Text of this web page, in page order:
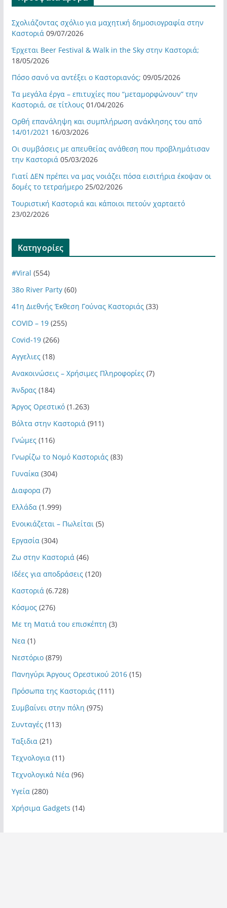
Σχολιάζοντας σχόλιο για μαχητική δημοσιογραφία στην
Καστοριά 09/07/2026
Έρχεται Beer Festival & Walk in the Sky στην Καστοριά;
18/05/2026
Πόσο σανό να αντέξει ο Καστοριανός; 09/05/2026
Τα μεγάλα έργα – επιτυχίες που “μεταμορφώνουν” την
Καστοριά, σε τίτλους 01/04/2026
Ορθή επανάληψη και συμπλήρωση ανάκλησης του από
14/01/2021 16/03/2026
Οι συμβάσεις με απευθείας ανάθεση που προβλημάτισαν
την Καστοριά 05/03/2026
Γιατί ΔΕΝ πρέπει να μας νοιάζει πόσα εισιτήρια έκοψαν οι
δομές το τετραήμερο 25/02/2026
Τουριστική Καστοριά και κάποιοι πετούν χαρταετό
23/02/2026
Kατηγορίες
#Viral (554)
38ο River Party(60)
41η Διεθνής Έκθεση Γούνας Καστοριάς(33)
COVID – 19(255)
Covid-19(266)
Αγγελιες(18)
Ανακοινώσεις – Χρήσιμες Πληροφορίες(7)
Άνδρας(184)
Άργος Ορεστικό(1.263)
Βόλτα στην Καστοριά (911)
Γνώμες(116)
Γνωρίζω το Νομό Καστοριάς(83)
Γυναίκα (304)
Διαφορα (7)
Ελλάδα (1.999)
Ενοικιάζεται – Πωλείται (5)
Εργασία (304)
Ζω στην Καστοριά (46)
Ιδέες για αποδράσεις(120)
Καστοριά (6.728)
Κόσμος(276)
Με τη Ματιά του επισκέπτη (3)
Νεα (1)
Νεστόριο(879)
Πανηγύρι Άργους Ορεστικού 2016(15)
Πρόσωπα της Καστοριάς(111)
Συμβαίνει στην πόλη (975)
Συνταγές(113)
Ταξιδια (21)
Τεχνολογια (11)
Τεχνολογικά Νέα (96)
Υγεία (280)
Χρήσιμα Gadgets (14)